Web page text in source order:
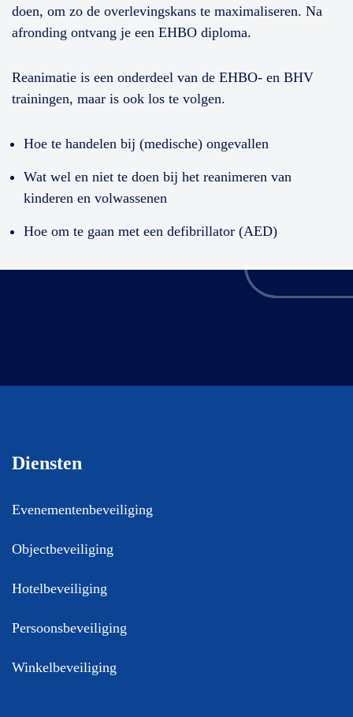
doen, om zo de overlevingskans te maximaliseren. Na
afronding ontvang je een EHBO diploma.
Reanimatie is een onderdeel van de EHBO- en BHV
trainingen, maar is ook los te volgen.
Hoe te handelen bij (medische) ongevallen
Wat wel en niet te doen bij het reanimeren van
kinderen en volwassenen
Hoe om te gaan met een defibrillator (AED)
Diensten
Evenementenbeveiliging
Objectbeveiliging
Hotelbeveiliging
Persoonsbeveiliging
Winkelbeveiliging